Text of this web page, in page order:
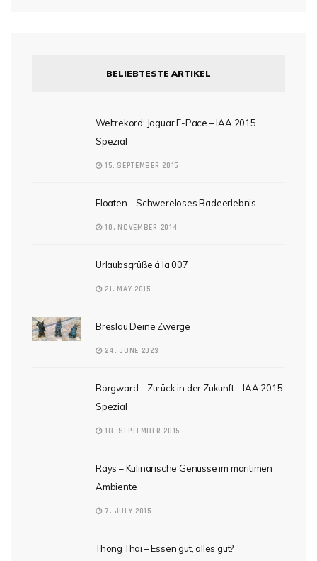
BELIEBTESTE ARTIKEL
Weltrekord: Jaguar F-Pace – IAA 2015
Spezial
15. SEPTEMBER 2015
Floaten – Schwereloses Badeerlebnis
10. NOVEMBER 2014
Urlaubsgrüße á la 007
21. MAY 2015
Breslau Deine Zwerge
24. JUNE 2023
Borgward – Zurück in der Zukunft – IAA 2015
Spezial
18. SEPTEMBER 2015
Rays – Kulinarische Genüsse im maritimen
Ambiente
7. JULY 2015
Thong Thai – Essen gut, alles gut?